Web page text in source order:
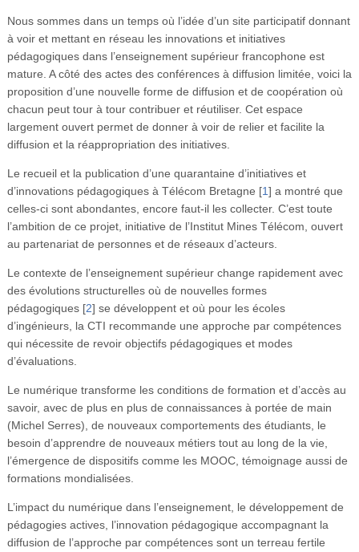
Colloques
Vidéos
S’inscrire
Se connecter
Nous sommes dans un temps où l’idée d’un site participatif donnant
à voir et mettant en réseau les innovations et initiatives
pédagogiques dans l’enseignement supérieur francophone est
mature. A côté des actes des conférences à diffusion limitée, voici la
proposition d’une nouvelle forme de diffusion et de coopération où
chacun peut tour à tour contribuer et réutiliser. Cet espace
largement ouvert permet de donner à voir de relier et facilite la
diffusion et la réappropriation des initiatives.
Le recueil et la publication d’une quarantaine d’initiatives et
d’innovations pédagogiques à Télécom Bretagne [1] a montré que
celles-ci sont abondantes, encore faut-il les collecter. C’est toute
l’ambition de ce projet, initiative de l’Institut Mines Télécom, ouvert
au partenariat de personnes et de réseaux d’acteurs.
Le contexte de l’enseignement supérieur change rapidement avec
des évolutions structurelles où de nouvelles formes
pédagogiques[2] se développent et où pour les écoles
d’ingénieurs, la CTI recommande une approche par compétences
qui nécessite de revoir objectifs pédagogiques et modes
d’évaluations.
Le numérique transforme les conditions de formation et d’accès au
savoir, avec de plus en plus de connaissances à portée de main
(Michel Serres), de nouveaux comportements des étudiants, le
besoin d’apprendre de nouveaux métiers tout au long de la vie,
l’émergence de dispositifs comme les MOOC, témoignage aussi de
formations mondialisées.
L’impact du numérique dans l’enseignement, le développement de
pédagogies actives, l’innovation pédagogique accompagnant la
diffusion de l’approche par compétences sont un terreau fertile